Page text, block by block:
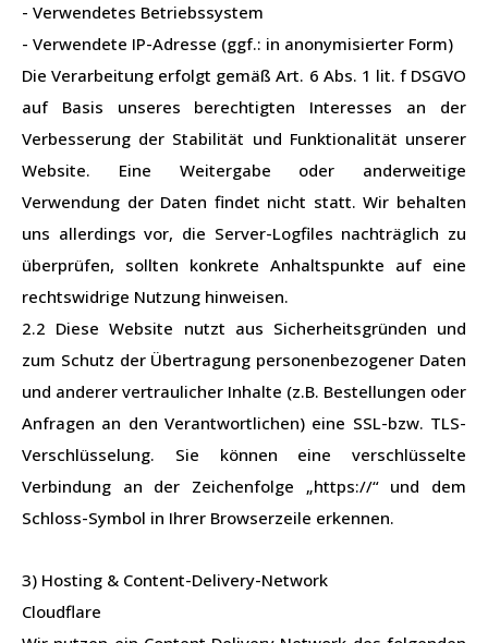
- Verwendetes Betriebssystem
- Verwendete IP-Adresse (ggf.: in anonymisierter Form)
Die Verarbeitung erfolgt gemäß Art. 6 Abs. 1 lit. f DSGVO
auf Basis unseres berechtigten Interesses an der
Verbesserung der Stabilität und Funktionalität unserer
Website. Eine Weitergabe oder anderweitige
Verwendung der Daten findet nicht statt. Wir behalten
uns allerdings vor, die Server-Logfiles nachträglich zu
überprüfen, sollten konkrete Anhaltspunkte auf eine
rechtswidrige Nutzung hinweisen.
2.2 Diese Website nutzt aus Sicherheitsgründen und
zum Schutz der Übertragung personenbezogener Daten
und anderer vertraulicher Inhalte (z.B. Bestellungen oder
Anfragen an den Verantwortlichen) eine SSL-bzw. TLS-
Verschlüsselung. Sie können eine verschlüsselte
Verbindung an der Zeichenfolge „https://“ und dem
Schloss-Symbol in Ihrer Browserzeile erkennen.
3) Hosting & Content-Delivery-Network
Cloudflare